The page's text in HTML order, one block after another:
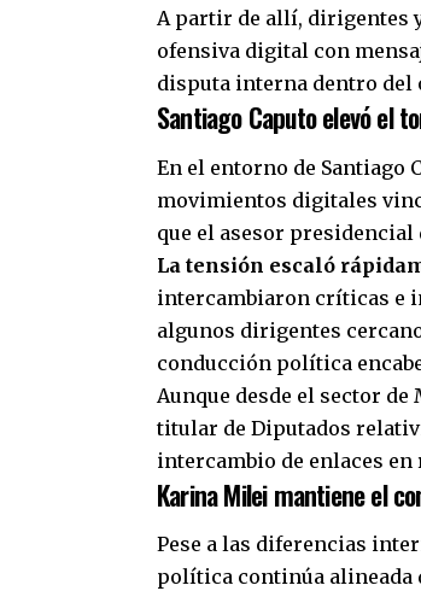
A partir de allí, dirigentes
ofensiva digital con
disputa interna dentro
Santiago Caputo elevó el
En el entorno de Santiago
movimientos digitales
que el asesor
La tensión escaló
intercambiaron críticas e
algunos dirigentes
conducción política
Aunque desde el sector
titular de Diputados
intercambio de enlaces en
Karina Milei mantiene el
Pese a las diferencias
política continúa alineada